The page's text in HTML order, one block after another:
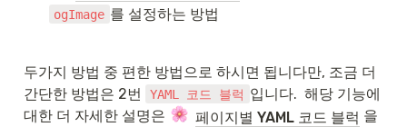
ogImage 를 설정하는 방법
두가지 방법 중 편한 방법으로 하시면 됩니다만, 조금 더
간단한 방법은 2번
YAML 코드 블럭 입니다.  해당 기능에
대한 더 자세한 설명은
페이지별 YAML 코드 블럭 을